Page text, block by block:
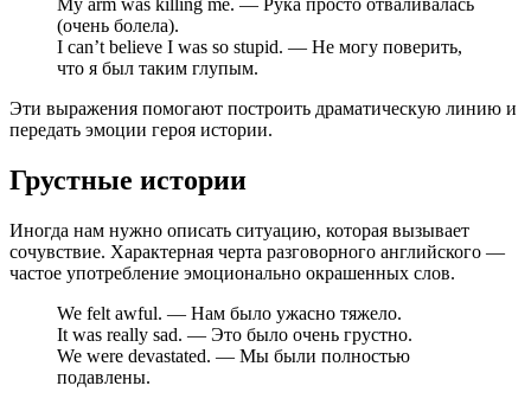
My arm was killing me. — Рука просто отваливалась
(очень болела).
I can’t believe I was so stupid. — Не могу поверить,
что я был таким глупым.
Эти выражения помогают построить драматическую линию и
передать эмоции героя истории.
Грустные истории
Иногда нам нужно описать ситуацию, которая вызывает
сочувствие. Характерная черта разговорного английского —
частое употребление эмоционально окрашенных слов.
We felt awful. — Нам было ужасно тяжело.
It was really sad. — Это было очень грустно.
We were devastated. — Мы были полностью
подавлены.